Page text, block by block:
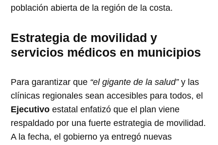
población abierta de la región de la costa.
Estrategia de movilidad y
servicios médicos en municipios
Para garantizar que “el gigante de la salud”y las
clínicas regionales sean accesibles para todos, el
Ejecutivo estatal enfatizó que el plan viene
respaldado por una fuerte estrategia de movilidad.
A la fecha, el gobierno ya entregó nuevas